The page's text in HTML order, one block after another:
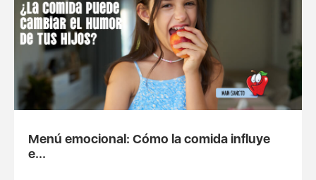
Menú emocional: Cómo la comida influye
e...